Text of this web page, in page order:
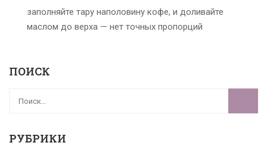
заполняйте тару наполовину кофе, и доливайте
маслом до верха — нет точных пропорций
ПОИСК
РУБРИКИ